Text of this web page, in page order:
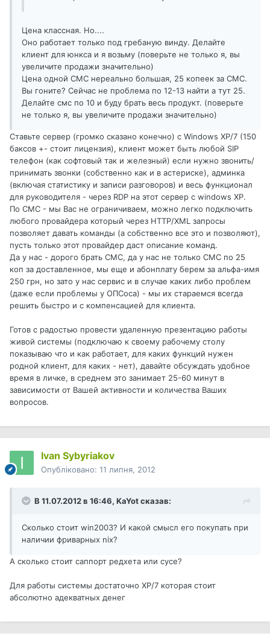
Цена классная. Но....
Оно работает только под гребаную винду. Делайте
клиент для юнкса и я возьму (поверьте не только я, вы
увеличите продажи значительно)
Цена одной СМС нереально большая, 25 копеек за СМС.
Вы гоните? Сейчас не проблема по 12-13 найти а тут 25.
Делайте смс по 10 и буду брать весь продукт. (поверьте
не только я, вы увеличите продажи значительно)
Ставьте сервер (громко сказано конечно) с Windows XP/7 (150
баксов +- стоит лицензия), клиент может быть любой SIP
телефон (как софтовый так и железный) если нужно звонить/
принимать звонки (собственно как и в астериске), админка
(включая статистику и записи разговоров) и весь функционал
для руководителя - через RDP на этот сервер с windows XP.
По СМС - мы Вас не ограничиваем, можно легко подключить
любого провайдера который через HTTP/XML запросы
позволяет давать команды (а собственно все это и позволяют),
пусть только этот провайдер даст описание команд.
Да у нас - дорого брать СМС, да у нас не только СМС по 25
коп за доставленное, мы еще и абонплату берем за альфа-имя
250 грн, но зато у нас сервис и в случае каких либо проблем
(даже если проблемы у ОПСоса) - мы их стараемся всегда
решить быстро и с компенсацией для клиента.
Готов с радостью провести удаленную презентацию работы
живой системы (подключаю к своему рабочему столу
показываю что и как работает, для каких функций нужен
родной клиент, для каких - нет), давайте обсуждать удобное
время в личке, в среднем это занимает 25-60 минут в
зависимости от Вашей активности и количества Ваших
вопросов.
Ivan Sybyriakov
Опубліковано: 11 липня, 2012
В 11.07.2012 в 16:46, KaYot сказав:
Сколько стоит win2003? И какой смысл его покупать при
наличии фриварных nix?
А сколько стоит саппорт редхета или сусе?
Для работы системы достаточно XP/7 которая стоит
абсолютно адекватных денег